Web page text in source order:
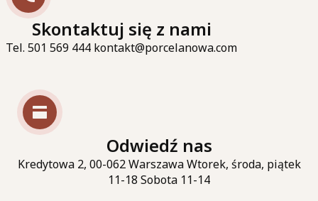
Skontaktuj się z nami
Tel. 501 569 444 kontakt@porcelanowa.com
Odwiedź nas
Kredytowa 2, 00-062 Warszawa Wtorek, środa, piątek
11-18 Sobota 11-14